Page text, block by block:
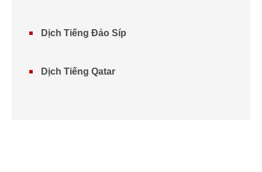
Dịch Tiếng Đảo Síp
Dịch Tiếng Qatar